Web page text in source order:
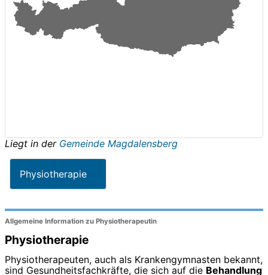
Liegt in der Gemeinde Magdalensberg
Physiotherapie
Allgemeine Information zu Physiotherapeutin
Physiotherapie
Physiotherapeuten, auch als Krankengymnasten bekannt,
sind Gesundheitsfachkräfte, die sich auf die Behandlung